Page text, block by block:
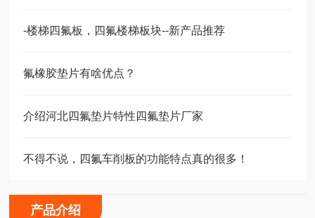
-楼梯四氟板，四氟楼梯板块--新产品推荐
氟橡胶垫片有啥优点？
介绍河北四氟垫片特性四氟垫片厂家
不得不说，四氟车削板的功能特点真的很多！
产品介绍